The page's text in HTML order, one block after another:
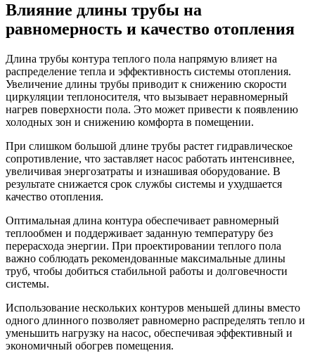
Влияние длины трубы на
равномерность и качество отопления
Длина трубы контура теплого пола напрямую влияет на
распределение тепла и эффективность системы отопления.
Увеличение длины трубы приводит к снижению скорости
циркуляции теплоносителя, что вызывает неравномерный
нагрев поверхности пола. Это может привести к появлению
холодных зон и снижению комфорта в помещении.
При слишком большой длине трубы растет гидравлическое
сопротивление, что заставляет насос работать интенсивнее,
увеличивая энергозатраты и изнашивая оборудование. В
результате снижается срок службы системы и ухудшается
качество отопления.
Оптимальная длина контура обеспечивает равномерный
теплообмен и поддерживает заданную температуру без
перерасхода энергии. При проектировании теплого пола
важно соблюдать рекомендованные максимальные длины
труб, чтобы добиться стабильной работы и долговечности
системы.
Использование нескольких контуров меньшей длины вместо
одного длинного позволяет равномерно распределять тепло и
уменьшить нагрузку на насос, обеспечивая эффективный и
экономичный обогрев помещения.